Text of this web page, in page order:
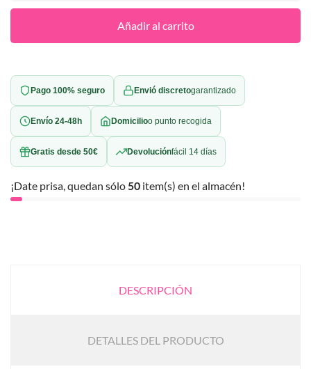
Añadir al carrito
Pago 100% seguro Envió discretogarantizado
Envío 24-48h Domicilioo punto recogida
Gratis desde 50€ Devoluciónfácil 14 días
¡Date prisa, quedan sólo 50 item(s) en el almacén!
DESCRIPCIÓN
DETALLES DEL PRODUCTO